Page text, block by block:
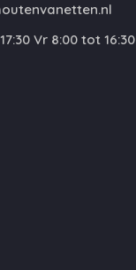
Vr 8:00 tot 16:30